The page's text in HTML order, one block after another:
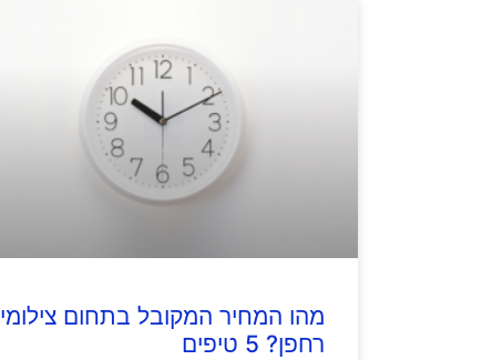
מהו המחיר המקובל בתחום צילומי
רחפן? 5 טיפים